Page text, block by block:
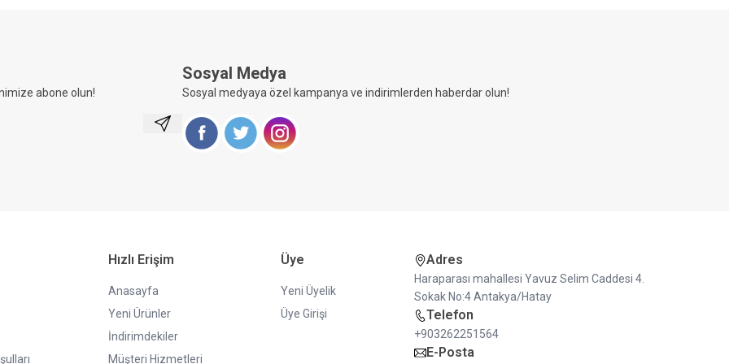
abone olun!
Kayıt Ol
Sosyal Medya
Sosyal medyaya özel kampanya ve indirimlerden haberdar olun!
FacebookTwitterInstagram
Hızlı Erişim
Anasayfa
Yeni Ürünler
İndirimdekiler
Müşteri Hizmetleri
Üye
Yeni Üyelik
Üye Girişi
Adres
Haraparası mahallesi Yavuz Selim Caddesi 4.
Sokak No:4 Antakya/Hatay
Telefon
+903262251564
E-Posta